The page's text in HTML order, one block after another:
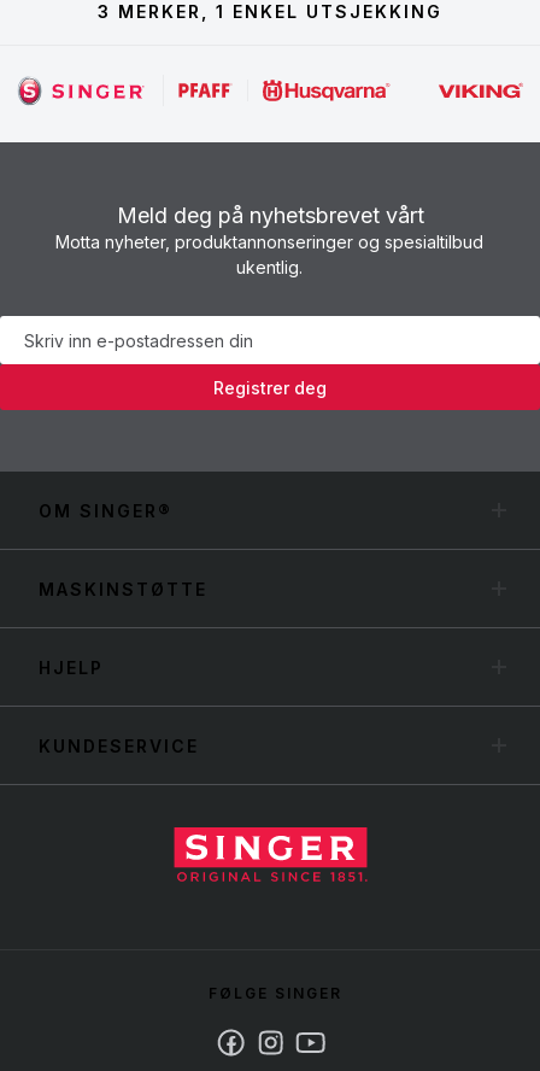
3 MERKER, 1 ENKEL UTSJEKKING
Meld deg på nyhetsbrevet vårt
Motta nyheter, produktannonseringer og spesialtilbud
ukentlig.
Nyhetsbrev
Registrer deg
OM SINGER®
MASKINSTØTTE
HJELP
KUNDESERVICE
FØLGE SINGER